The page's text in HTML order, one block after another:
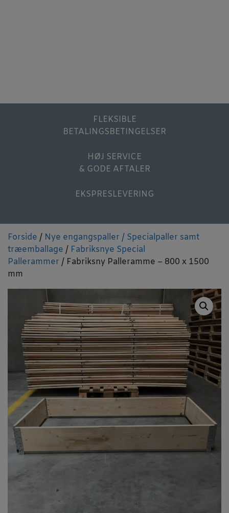
FLEKSIBLE
BETALINGSBETINGELSER
HØJ SERVICE
& GODE AFTALER
EKSPRESLEVERING
Forside / Nye engangspaller / Specialpaller samt
træemballage / Fabriksnye Special
Pallerammer / Fabriksny Palleramme – 800 x 1500
mm